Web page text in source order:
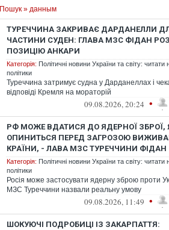
Пошук » данным
ТУРЕЧЧИНА ЗАКРИВАЄ ДАРДАНЕЛЛИ
ЧАСТИНИ СУДЕН: ГЛАВА МЗС ФІДАН
ПОЗИЦІЮ АНКАРИ
Категорія: Політичні новини України та світу: читати
політики
Туреччина затримує судна у Дарданеллах і
відповіді Кремля на мораторій
09.08.2026, 20:24 •
РФ МОЖЕ ВДАТИСЯ ДО ЯДЕРНОЇ
ОПИНИТЬСЯ ПЕРЕД ЗАГРОЗОЮ
КРАЇНИ, - ЛАВА МЗС ТУРЕЧЧИНИ ФІДАН
Категорія: Політичні новини України та світу: читати
політики
Росія може застосувати ядерну зброю проти
МЗС Туреччини назвали реальну умову
09.08.2026, 11:49 •
ШОКУЮЧІ ПОДРОБИЦІ ІЗ ЗАКАРПАТТЯ: